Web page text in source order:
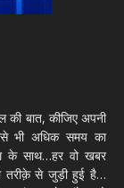
की बात, कीजिए अपनी
भी अधिक समय का
के साथ…हर वो खबर
तरीक़े से जुड़ी हुई है…